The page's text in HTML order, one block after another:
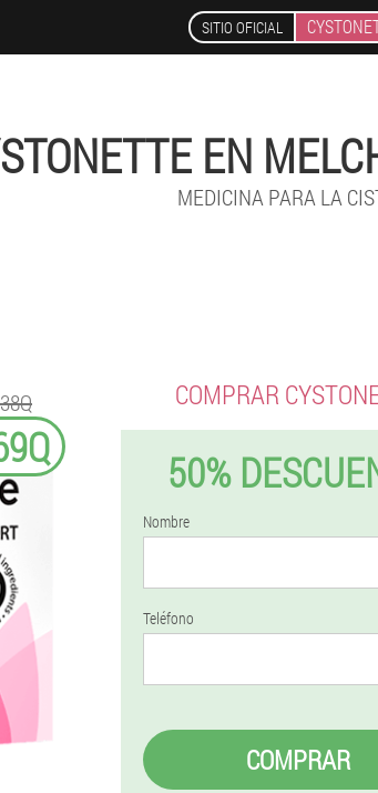
SITIO OFICIAL
EN
MEDICINA PARA LA
COMPRAR
50%
Nombre
Teléfono
COMPRAR